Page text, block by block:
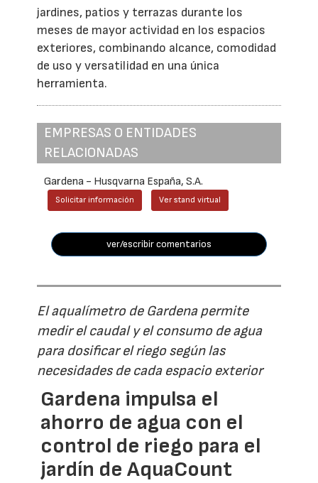
jardines, patios y terrazas durante los
meses de mayor actividad en los espacios
exteriores, combinando alcance, comodidad
de uso y versatilidad en una única
herramienta.
EMPRESAS O ENTIDADES
RELACIONADAS
Gardena - Husqvarna España, S.A.
Solicitar información Ver stand virtual
ver/escribir comentarios
El aqualímetro de Gardena permite
medir el caudal y el consumo de agua
para dosificar el riego según las
necesidades de cada espacio exterior
Gardena impulsa el
ahorro de agua con el
control de riego para el
jardín de AquaCount